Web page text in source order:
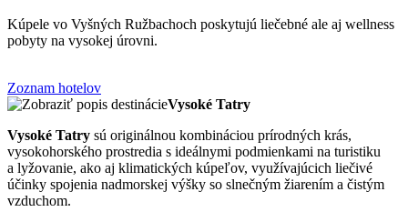
Kúpele vo Vyšných Ružbachoch poskytujú liečebné ale aj wellness
pobyty na vysokej úrovni.
Zoznam hotelov
Vysoké Tatry
Vysoké Tatry sú originálnou kombináciou prírodných krás,
vysokohorského prostredia s ideálnymi podmienkami na turistiku
a lyžovanie, ako aj klimatických kúpeľov, využívajúcich liečivé
účinky spojenia nadmorskej výšky so slnečným žiarením a čistým
vzduchom.